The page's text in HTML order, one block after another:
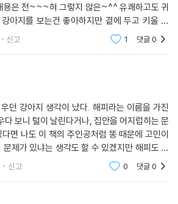
있을까요?
라면…! 웃음이 터져 나오는 다양한 시도
제를 해결하기 위해 여러 전문가를 만나러 다닙
진을 찍어 보지만 아무 이상 없다는 결과를 듣
단 관리를 해 보라는 말에 먹기 싫은 채소를 일
. 이어서 둘은 텔레비전 광고를 보고서 불안을
으러 가고, 그럼에도 변화가 없자 절망에 빠집
보호자이지만 말이에요. 똥강아지는 ‘모든 문제
한 최면술사에게 최면술도 받아봅니다. “이제
요. 똥강아지는 화분에, 의자 위에, 뻐꾸기시
신고 1 댓글0
던 강아지 생각이 났다. 해피라는 이름을 가진
다 보니 털이 날린다거나, 집안을 어지럽히는 문
면 나도 이 책의 주인공처럼 똥 때문에 고민이
제가 있냐는 생각도 할 수 있겠지만 해피도 똥
우는 것도 일이었다. 봄, 여름에 방문을 열 수 없
신고 0 댓글0